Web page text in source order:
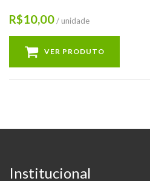
R$10,00/ unidade
VER PRODUTO
Institucional